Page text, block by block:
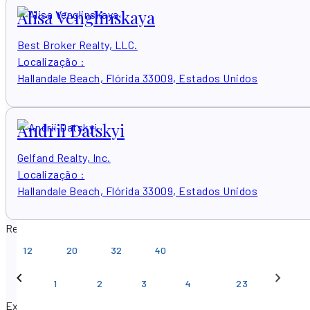
Alisa Venglinskaya
Best Broker Realty, LLC.
Localização :
Hallandale Beach, Flórida 33009, Estados Unidos
Andrii Datskyi
Gelfand Realty, Inc.
Localização :
Hallandale Beach, Flórida 33009, Estados Unidos
Resultados por página
12 20 32 40
1 2 3 4 23
Existem 226 agentes imobiliários encontrados emHallandale